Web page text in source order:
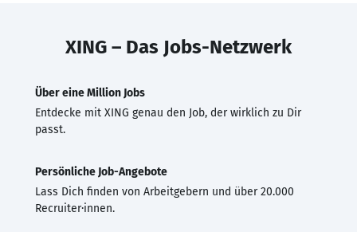
XING – Das Jobs-Netzwerk
Über eine Million Jobs
Entdecke mit XING genau den Job, der wirklich zu Dir
passt.
Persönliche Job-Angebote
Lass Dich finden von Arbeitgebern und über 20.000
Recruiter·innen.